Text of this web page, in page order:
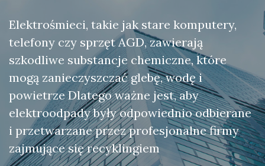
Elektrośmieci, takie jak stare komputery,
telefony czy sprzęt AGD, zawierają
szkodliwe substancje chemiczne, które
mogą zanieczyszczać glebę, wodę i
powietrze Dlatego ważne jest, aby
elektroodpady były odpowiednio odbierane
i przetwarzane przez profesjonalne firmy
zajmujące się recyklingiem